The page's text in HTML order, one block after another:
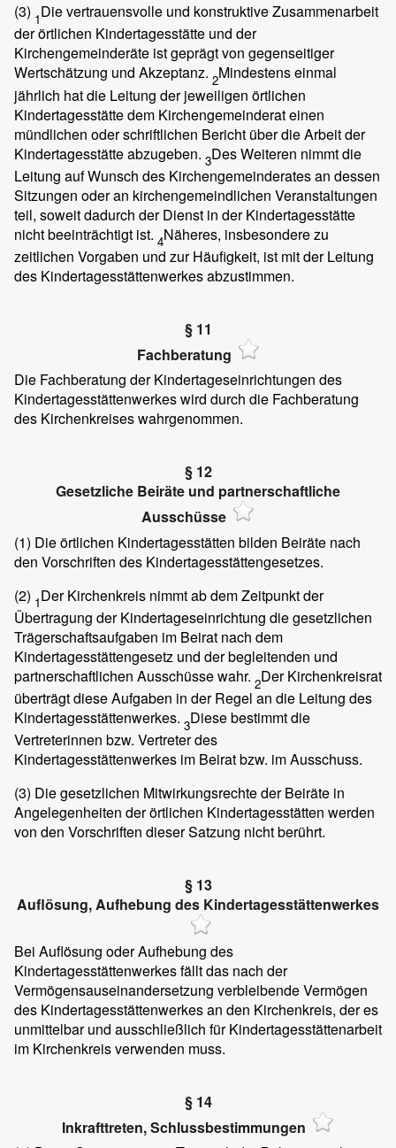
(3) 1Die vertrauensvolle und konstruktive Zusammenarbeit
der örtlichen Kindertagesstätte und der
Kirchengemeinderäte ist geprägt von gegenseitiger
Wertschätzung und Akzeptanz. 2Mindestens einmal
jährlich hat die Leitung der jeweiligen örtlichen
Kindertagesstätte dem Kirchengemeinderat einen
mündlichen oder schriftlichen Bericht über die Arbeit der
Kindertagesstätte abzugeben. 3Des Weiteren nimmt die
Leitung auf Wunsch des Kirchengemeinderates an dessen
Sitzungen oder an kirchengemeindlichen Veranstaltungen
teil, soweit dadurch der Dienst in der Kindertagesstätte
nicht beeinträchtigt ist. 4Näheres, insbesondere zu
zeitlichen Vorgaben und zur Häufigkeit, ist mit der Leitung
des Kindertagesstättenwerkes abzustimmen.
§ 11
Fachberatung
Die Fachberatung der Kindertageseinrichtungen des
Kindertagesstättenwerkes wird durch die Fachberatung
des Kirchenkreises wahrgenommen.
§ 12
Gesetzliche Beiräte und partnerschaftliche
Ausschüsse
(1) Die örtlichen Kindertagesstätten bilden Beiräte nach
den Vorschriften des Kindertagesstättengesetzes.
(2) 1Der Kirchenkreis nimmt ab dem Zeitpunkt der
Übertragung der Kindertageseinrichtung die gesetzlichen
Trägerschaftsaufgaben im Beirat nach dem
Kindertagesstättengesetz und der begleitenden und
partnerschaftlichen Ausschüsse wahr. 2Der Kirchenkreisrat
überträgt diese Aufgaben in der Regel an die Leitung des
Kindertagesstättenwerkes. 3Diese bestimmt die
Vertreterinnen bzw. Vertreter des
Kindertagesstättenwerkes im Beirat bzw. im Ausschuss.
(3) Die gesetzlichen Mitwirkungsrechte der Beiräte in
Angelegenheiten der örtlichen Kindertagesstätten werden
von den Vorschriften dieser Satzung nicht berührt.
§ 13
Auflösung, Aufhebung des Kindertagesstättenwerkes
Bei Auflösung oder Aufhebung des
Kindertagesstättenwerkes fällt das nach der
Vermögensauseinandersetzung verbleibende Vermögen
des Kindertagesstättenwerkes an den Kirchenkreis, der es
unmittelbar und ausschließlich für Kindertagesstättenarbeit
im Kirchenkreis verwenden muss.
§ 14
Inkrafttreten, Schlussbestimmungen